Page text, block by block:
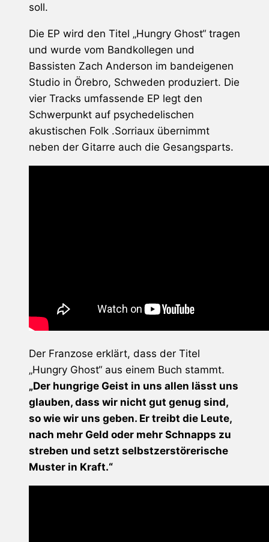
soll.
Die EP wird den Titel „Hungry Ghost“ tragen
und wurde vom Bandkollegen und
Bassisten Zach Anderson im bandeigenen
Studio in Örebro, Schweden produziert. Die
vier Tracks umfassende EP legt den
Schwerpunkt auf psychedelischen
akustischen Folk .Sorriaux übernimmt
neben der Gitarre auch die Gesangsparts.
Der Franzose erklärt, dass der Titel
„Hungry Ghost“ aus einem Buch stammt.
„Der hungrige Geist in uns allen lässt uns
glauben, dass wir nicht gut genug sind,
so wie wir uns geben. Er treibt die Leute,
nach mehr Geld oder mehr Schnapps zu
streben und setzt selbstzerstörerische
Muster in Kraft.“